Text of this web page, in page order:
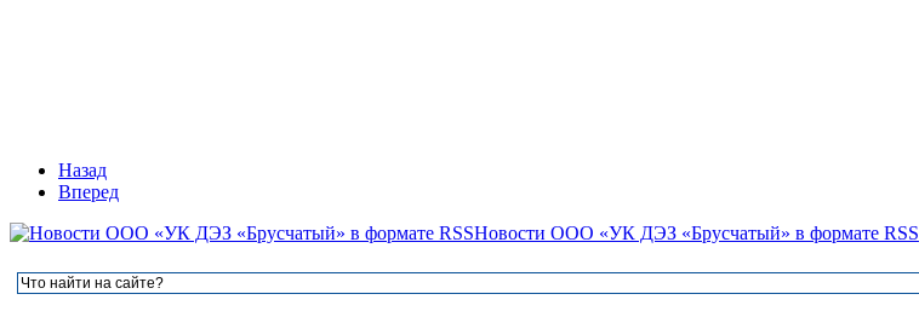
Назад
Вперед
Новости ООО «УК ДЭЗ «Брусчатый» в формате RSS